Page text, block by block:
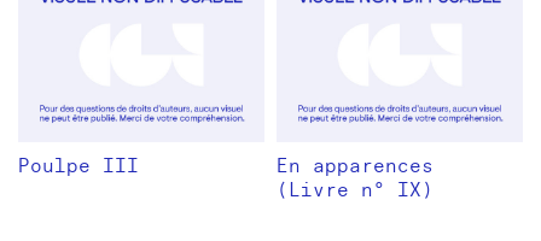
Poulpe III
En apparences
(Livre n° IX)